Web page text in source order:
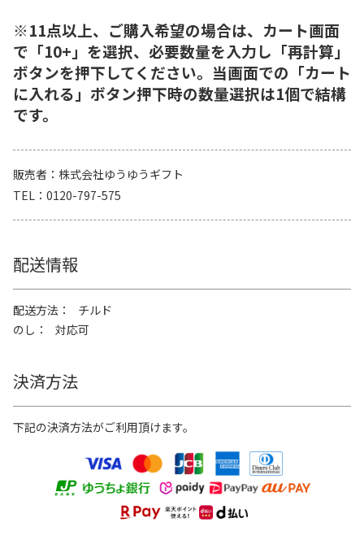
※11点以上、ご購入希望の場合は、カート画面
で「10+」を選択、必要数量を入力し「再計算」
ボタンを押下してください。当画面での「カート
に入れる」ボタン押下時の数量選択は1個で結構
です。
販売者
株式会社ゆうゆうギフト
TEL
0120-797-575
配送情報
配送方法
チルド
のし
対応可
決済方法
下記の決済方法がご利用頂けます。